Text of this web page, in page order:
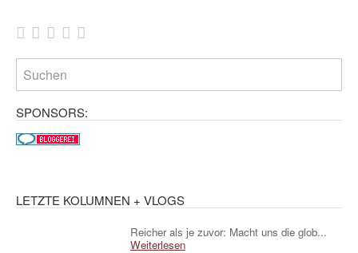
SPONSORS:
LETZTE KOLUMNEN + VLOGS
Reicher als je zuvor: Macht uns die glob...
Weiterlesen